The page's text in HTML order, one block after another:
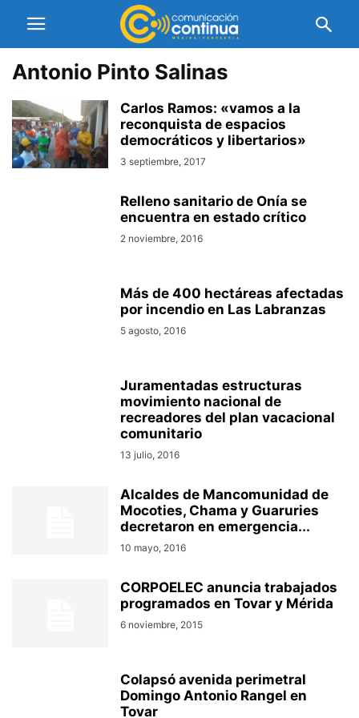
Antonio Pinto Salinas
Carlos Ramos: «vamos a la
reconquista de espacios
democráticos y libertarios»
3 septiembre, 2017
Relleno sanitario de Onía se
encuentra en estado crítico
2 noviembre, 2016
Más de 400 hectáreas afectadas
por incendio en Las Labranzas
5 agosto, 2016
Juramentadas estructuras
movimiento nacional de
recreadores del plan vacacional
comunitario
13 julio, 2016
Alcaldes de Mancomunidad de
Mocoties, Chama y Guaruries
decretaron en emergencia...
10 mayo, 2016
CORPOELEC anuncia trabajados
programados en Tovar y Mérida
6 noviembre, 2015
Colapsó avenida perimetral
Domingo Antonio Rangel en
Tovar